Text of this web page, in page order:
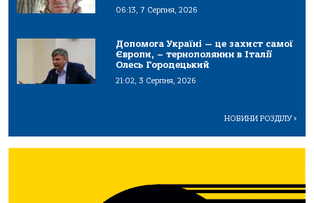
06:13, 7 Серпня, 2026
Допомога Україні — це захист самої
Європи, – тернополянин в Італії
Олесь Городецький
21:02, 3 Серпня, 2026
НОВИНИ РОЗДІЛУ>